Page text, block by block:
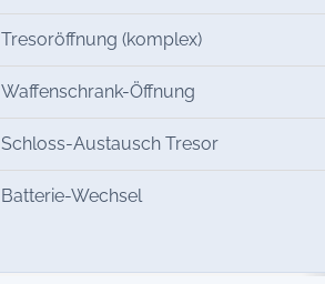
Tresoröffnung (komplex)
Waffenschrank-Öffnung
Schloss-Austausch Tresor
Batterie-Wechsel